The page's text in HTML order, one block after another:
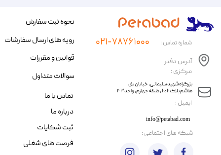
​ایمیل :
آدرس دفتر
مرکزی :
info@petabad.com
​​بزرگراه شهید سلیمانی، خیابان بنی
هاشم پلاک ۲۰۲ ، طبقه چهارم، واحد ۴۳
شماره تماس : ۰۲۱-۷۸۷۶۱۰۰۰
نحوه ثبت سفارش
رویه های ارسال سفارشات
قوانین و مقررات
سوالات متداول
تماس با ما
درباره ما
ثبت شکایات
فرصت های شغلی
​شبکه های اجتماعی :